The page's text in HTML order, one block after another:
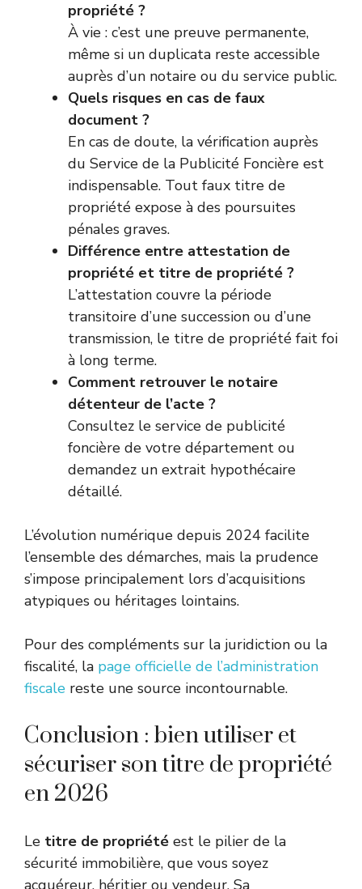
propriété ?
À vie : c’est une preuve permanente,
même si un duplicata reste accessible
auprès d’un notaire ou du service public.
Quels risques en cas de faux
document ?
En cas de doute, la vérification auprès
du Service de la Publicité Foncière est
indispensable. Tout faux titre de
propriété expose à des poursuites
pénales graves.
Différence entre attestation de
propriété et titre de propriété ?
L’attestation couvre la période
transitoire d’une succession ou d’une
transmission, le titre de propriété fait foi
à long terme.
Comment retrouver le notaire
détenteur de l’acte ?
Consultez le service de publicité
foncière de votre département ou
demandez un extrait hypothécaire
détaillé.
L’évolution numérique depuis 2024 facilite
l’ensemble des démarches, mais la prudence
s’impose principalement lors d’acquisitions
atypiques ou héritages lointains.
Pour des compléments sur la juridiction ou la
fiscalité, la page officielle de l’administration
fiscale reste une source incontournable.
Conclusion : bien utiliser et
sécuriser son titre de propriété
en 2026
Le titre de propriété est le pilier de la
sécurité immobilière, que vous soyez